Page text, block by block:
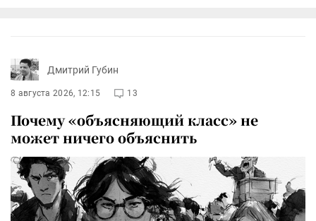
Дмитрий Губин
8 августа 2026, 12:15 13
Почему «объясняющий класс» не
может ничего объяснить